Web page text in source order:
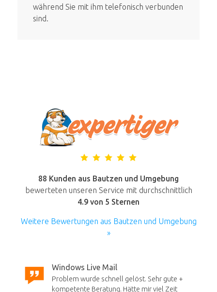
während Sie mit ihm telefonisch verbunden
sind.
88 Kunden aus Bautzen und Umgebung
bewerteten unseren Service mit durchschnittlich
4.9 von 5 Sternen
Weitere Bewertungen aus Bautzen und Umgebung
»
Windows Live Mail
Problem wurde schnell gelöst. Sehr gute +
kompetente Beratung. Hätte mir viel Zeit